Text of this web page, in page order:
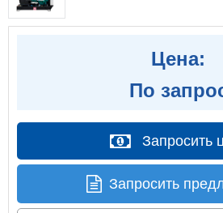
Цена:
По
Запросить
Запросить